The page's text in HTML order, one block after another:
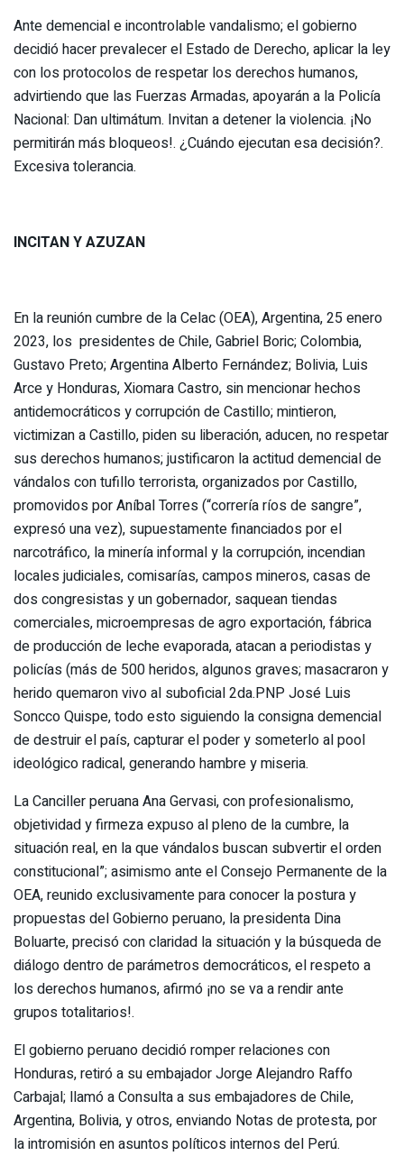
Ante demencial e incontrolable vandalismo; el gobierno
decidió hacer prevalecer el Estado de Derecho, aplicar la ley
con los protocolos de respetar los derechos humanos,
advirtiendo que las Fuerzas Armadas, apoyarán a la Policía
Nacional: Dan ultimátum. Invitan a detener la violencia. ¡No
permitirán más bloqueos!. ¿Cuándo ejecutan esa decisión?.
Excesiva tolerancia.
INCITAN Y AZUZAN
En la reunión cumbre de la Celac (OEA), Argentina, 25 enero
2023, los presidentes de Chile, Gabriel Boric; Colombia,
Gustavo Preto; Argentina Alberto Fernández; Bolivia, Luis
Arce y Honduras, Xiomara Castro, sin mencionar hechos
antidemocráticos y corrupción de Castillo; mintieron,
victimizan a Castillo, piden su liberación, aducen, no respetar
sus derechos humanos; justificaron la actitud demencial de
vándalos con tufillo terrorista, organizados por Castillo,
promovidos por Aníbal Torres (“correría ríos de sangre”,
expresó una vez), supuestamente financiados por el
narcotráfico, la minería informal y la corrupción, incendian
locales judiciales, comisarías, campos mineros, casas de
dos congresistas y un gobernador, saquean tiendas
comerciales, microempresas de agro exportación, fábrica
de producción de leche evaporada, atacan a periodistas y
policías (más de 500 heridos, algunos graves; masacraron y
herido quemaron vivo al suboficial 2da.PNP José Luis
Soncco Quispe, todo esto siguiendo la consigna demencial
de destruir el país, capturar el poder y someterlo al pool
ideológico radical, generando hambre y miseria.
La Canciller peruana Ana Gervasi, con profesionalismo,
objetividad y firmeza expuso al pleno de la cumbre, la
situación real, en la que vándalos buscan subvertir el orden
constitucional”; asimismo ante el Consejo Permanente de la
OEA, reunido exclusivamente para conocer la postura y
propuestas del Gobierno peruano, la presidenta Dina
Boluarte, precisó con claridad la situación y la búsqueda de
diálogo dentro de parámetros democráticos, el respeto a
los derechos humanos, afirmó ¡no se va a rendir ante
grupos totalitarios!.
El gobierno peruano decidió romper relaciones con
Honduras, retiró a su embajador Jorge Alejandro Raffo
Carbajal; llamó a Consulta a sus embajadores de Chile,
Argentina, Bolivia, y otros, enviando Notas de protesta, por
la intromisión en asuntos políticos internos del Perú.